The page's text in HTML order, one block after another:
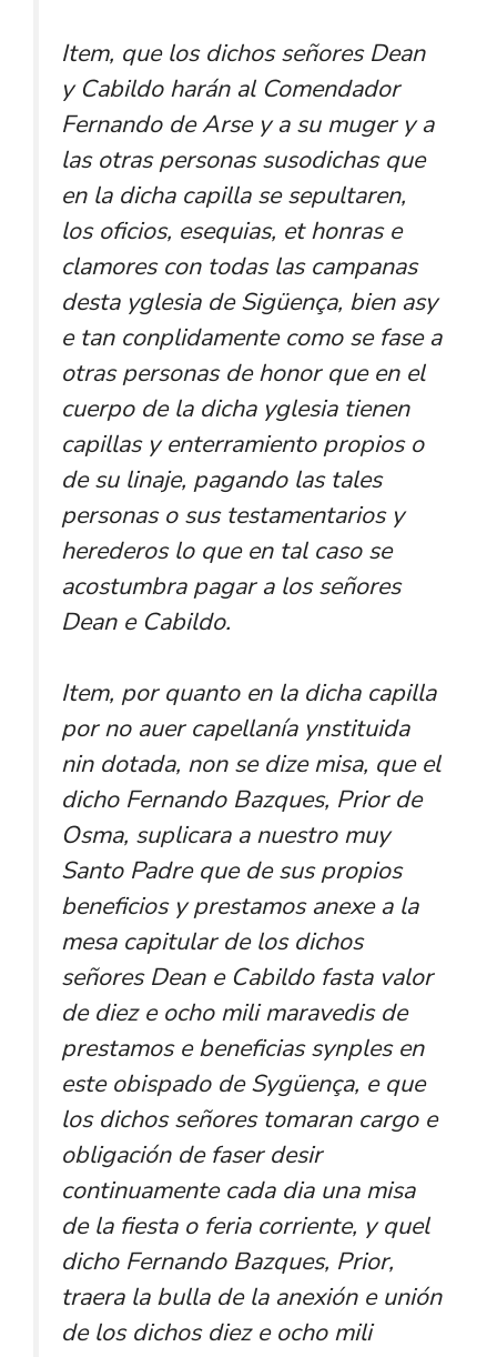
Item, que los dichos señores Dean
y Cabildo harán al Comendador
Fernando de Arse y a su muger y a
las otras personas susodichas que
en la dicha capilla se sepultaren,
los oficios, esequias, et honras e
clamores con todas las campanas
desta yglesia de Sigüença, bien asy
e tan conplidamente como se fase a
otras personas de honor que en el
cuerpo de la dicha yglesia tienen
capillas y enterramiento propios o
de su linaje, pagando las tales
personas o sus testamentarios y
herederos lo que en tal caso se
acostumbra pagar a los señores
Dean e Cabildo.
Item, por quanto en la dicha capilla
por no auer capellanía ynstituida
nin dotada, non se dize misa, que el
dicho Fernando Bazques, Prior de
Osma, suplicara a nuestro muy
Santo Padre que de sus propios
beneficios y prestamos anexe a la
mesa capitular de los dichos
señores Dean e Cabildo fasta valor
de diez e ocho mili maravedis de
prestamos e beneficias synples en
este obispado de Sygüença, e que
los dichos señores tomaran cargo e
obligación de faser desir
continuamente cada dia una misa
de la fiesta o feria corriente, y quel
dicho Fernando Bazques, Prior,
traera la bulla de la anexión e unión
de los dichos diez e ocho mili